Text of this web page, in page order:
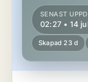
SENAST
02:27 • 14
Skapad 23 d